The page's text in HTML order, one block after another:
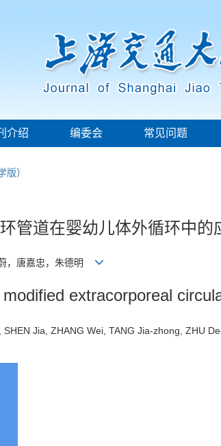
介绍 编委会 常见问题
版）
管道在婴幼儿体外循环中的
，唐嘉忠，朱德明
extracorporeal
SHEN Jia, ZHANG Wei, TANG Jia-zhong, ZHU